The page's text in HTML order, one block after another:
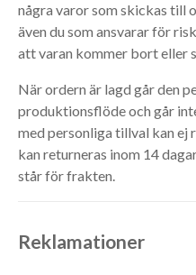
några varor som skickas till
även du som ansvarar för
att varan kommer bort eller
När ordern är lagd går den
produktionsflöde och går
med personliga tillval kan
kan returneras inom 14
står för frakten.
Reklamationer